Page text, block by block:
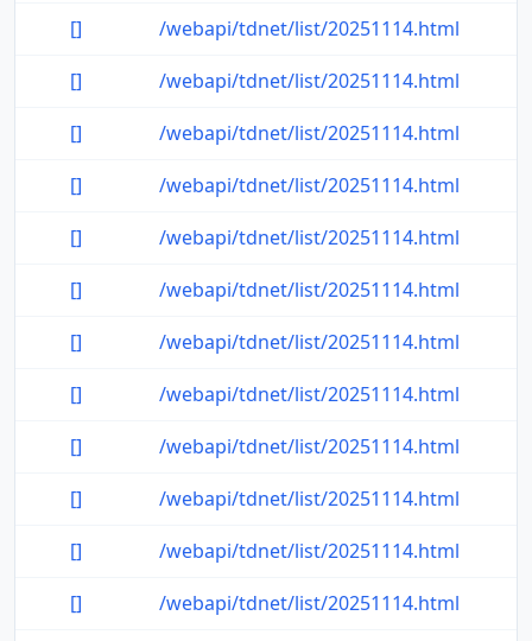
[]
/webapi/tdnet/list/20251114.html
[]
/webapi/tdnet/list/20251114.html
[]
/webapi/tdnet/list/20251114.html
[]
/webapi/tdnet/list/20251114.html
[]
/webapi/tdnet/list/20251114.html
[]
/webapi/tdnet/list/20251114.html
[]
/webapi/tdnet/list/20251114.html
[]
/webapi/tdnet/list/20251114.html
[]
/webapi/tdnet/list/20251114.html
[]
/webapi/tdnet/list/20251114.html
[]
/webapi/tdnet/list/20251114.html
[]
/webapi/tdnet/list/20251114.html